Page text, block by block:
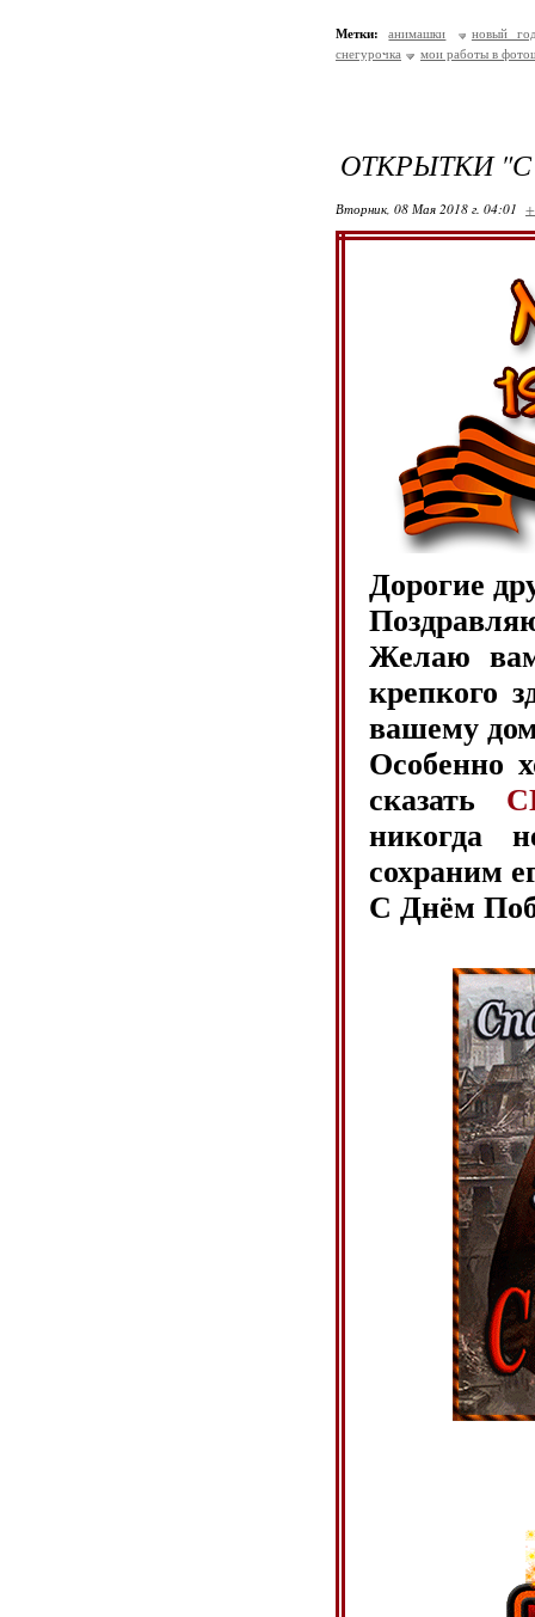
Метки: анимашки
новый
снегурочка
мои работы в
ОТКРЫТКИ
Вторник, 08 Мая 2018 г. 04:01
Дорогие
Желаю
крепкого
вашему
Особенно
сказать
никогда
сохраним
С Днём